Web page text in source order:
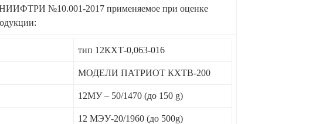
№10.001-2017 применяемое при оценке
тип 12КХТ-0,063-016
МОДЕЛИ ПАТРИОТ КХТВ-200
12МУ – 50/1470 (до 150 g)
12 МЭУ-20/1960 (до 500g)